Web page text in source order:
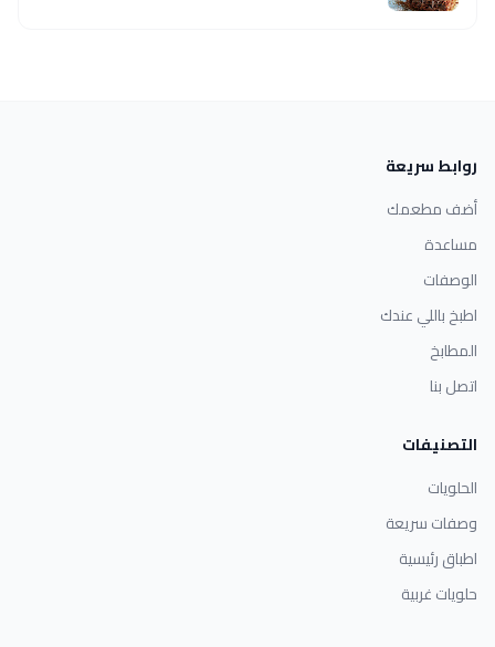
روابط سريعة
أضف مطعمك
مساعدة
الوصفات
اطبخ باللي عندك
المطابخ
اتصل بنا
التصنيفات
الحلويات
وصفات سريعة
اطباق رئيسية
حلويات غربية